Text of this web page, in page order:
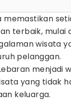
memastikan
terbaik, mulai
wisata
pelanggan.
menjadi
yang tidak
keluarga.